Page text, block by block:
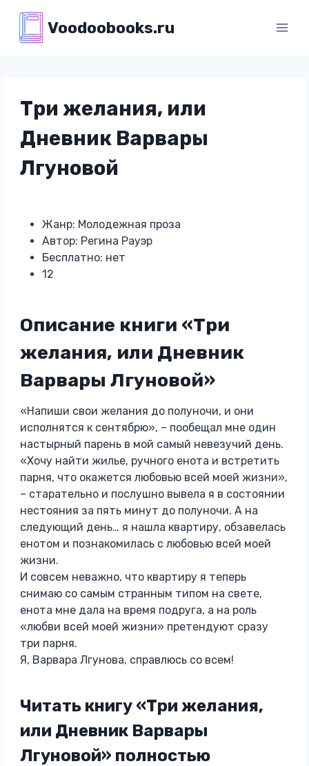
содержимому
Voodoobooks.ru
Три желания, или
Дневник Варвары
Лгуновой
Жанр: Молодежная проза
Автор: Регина Рауэр
Бесплатно: нет
12
Описание книги «Три
желания, или Дневник
Варвары Лгуновой»
«Напиши свои желания до полуночи, и они
исполнятся к сентябрю», – пообещал мне один
настырный парень в мой самый невезучий день.
«Хочу найти жилье, ручного енота и встретить
парня, что окажется любовью всей моей жизни»,
– старательно и послушно вывела я в состоянии
нестояния за пять минут до полуночи. А на
следующий день… я нашла квартиру, обзавелась
енотом и познакомилась с любовью всей моей
жизни.
И совсем неважно, что квартиру я теперь
снимаю со самым странным типом на свете,
енота мне дала на время подруга, а на роль
«любви всей моей жизни» претендуют сразу
три парня.
Я, Варвара Лгунова, справлюсь со всем!
Читать книгу «Три желания,
или Дневник Варвары
Лгуновой» полностью